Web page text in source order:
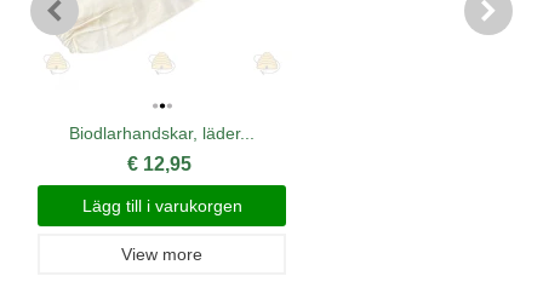
Biodlarhandskar, läder...
€ 12,95
Lägg till i varukorgen
View more